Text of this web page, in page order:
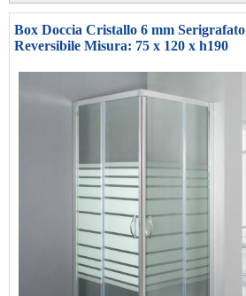
Box Doccia Cristallo 6 mm
Reversibile Misura: 75 x 120 x h190